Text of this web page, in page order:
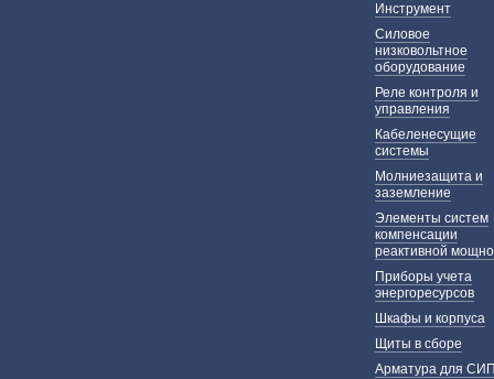
Инструмент
Силовое
низковольтное
оборудование
Реле контроля и
управления
Кабеленесущие
системы
Молниезащита и
заземление
Элементы систем
компенсации
реактивной
Приборы учета
энергоресурсов
Шкафы и корпуса
Щиты в сборе
Арматура для